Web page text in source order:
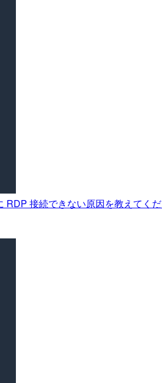
RDP 接続できない原因を教えてく